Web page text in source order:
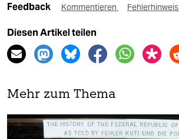
Feedback Kommentieren Fehlerhinweis
Diesen Artikel teilen
Mehr zum Thema